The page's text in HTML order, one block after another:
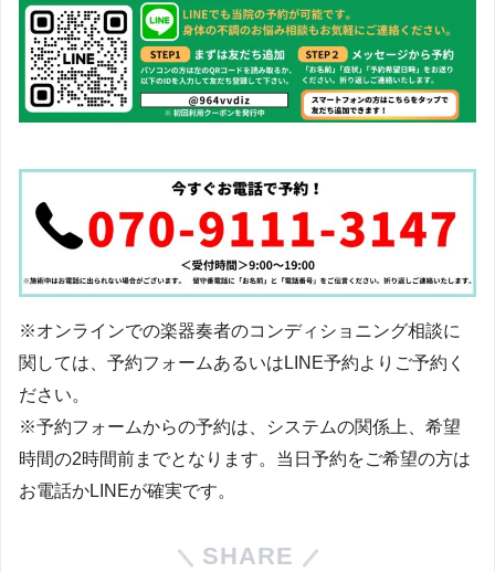
※オンラインでの楽器奏者のコンディショニング相談に
関しては、予約フォームあるいはLINE予約よりご予約く
ださい。
※予約フォームからの予約は、システムの関係上、希望
時間の2時間前までとなります。当日予約をご希望の方は
お電話かLINEが確実です。
SHARE